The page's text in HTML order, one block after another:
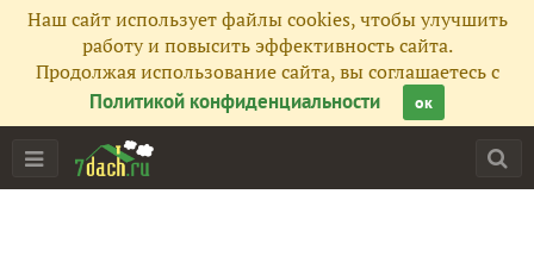
Наш сайт использует файлы cookies, чтобы улучшить
работу и повысить эффективность сайта.
Продолжая использование сайта, вы соглашаетесь с
Политикой конфиденциальности
ок